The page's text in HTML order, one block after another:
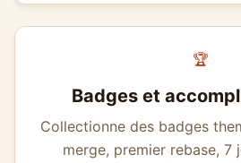
🏆
Badges et
Collectionne des badges
merge, premier rebase, 7